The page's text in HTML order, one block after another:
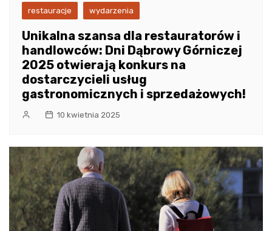
restauracje wydarzenia
Unikalna szansa dla restauratorów i
handlowców: Dni Dąbrowy Górniczej
2025 otwierają konkurs na
dostarczycieli usług
gastronomicznych i sprzedażowych!
10 kwietnia 2025